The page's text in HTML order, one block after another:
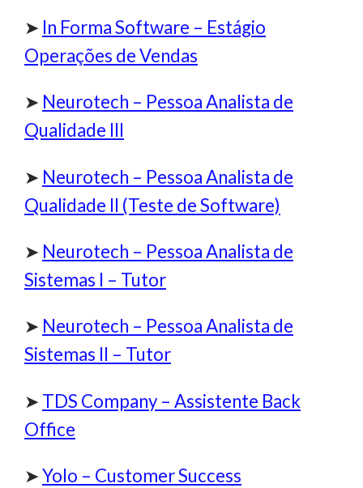
➤ In Forma Software – Estágio
Operações de Vendas
➤ Neurotech – Pessoa Analista de
Qualidade III
➤ Neurotech – Pessoa Analista de
Qualidade II (Teste de Software)
➤ Neurotech – Pessoa Analista de
Sistemas I – Tutor
➤ Neurotech – Pessoa Analista de
Sistemas II – Tutor
➤ TDS Company – Assistente Back
Office
➤Yolo – Customer Success